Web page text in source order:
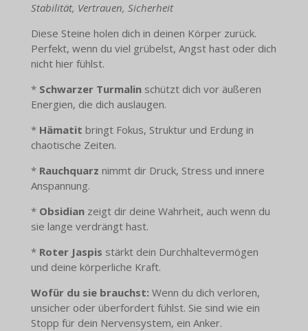
Stabilität, Vertrauen, Sicherheit
Diese Steine holen dich in deinen Körper zurück.
Perfekt, wenn du viel grübelst, Angst hast oder dich
nicht hier fühlst.
* Schwarzer Turmalinschützt dich vor äußeren
Energien, die dich auslaugen.
* Hämatit bringt Fokus, Struktur und Erdung in
chaotische Zeiten.
* Rauchquarz nimmt dir Druck, Stress und innere
Anspannung.
* Obsidianzeigt dir deine Wahrheit, auch wenn du
sie lange verdrängt hast.
* Roter Jaspis stärkt dein Durchhaltevermögen
und deine körperliche Kraft.
Wofür du sie brauchst: Wenn du dich verloren,
unsicher oder überfordert fühlst. Sie sind wie ein
Stopp für dein Nervensystem, ein Anker.